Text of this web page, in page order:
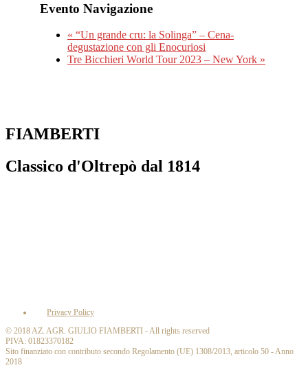
Evento Navigazione
« “Un grande cru: la Solinga” – Cena-
degustazione con gli Enocuriosi
Tre Bicchieri World Tour 2023 – New York »
FIAMBERTI
Classico d'Oltrepò dal 1814
Privacy Policy
© 2018 AZ. AGR. GIULIO FIAMBERTI - All rights reserved
PIVA: 01823370182
Sito finanziato con contributo secondo Regolamento (UE) 1308/2013, articolo 50 - Anno
2018